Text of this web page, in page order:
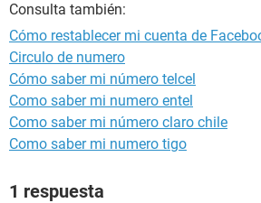
Consulta también:
Cómo restablecer mi cuenta de
Circulo de numero
Cómo saber mi número telcel
Como saber mi numero entel
Como saber mi número claro chile
Como saber mi numero tigo
1 respuesta